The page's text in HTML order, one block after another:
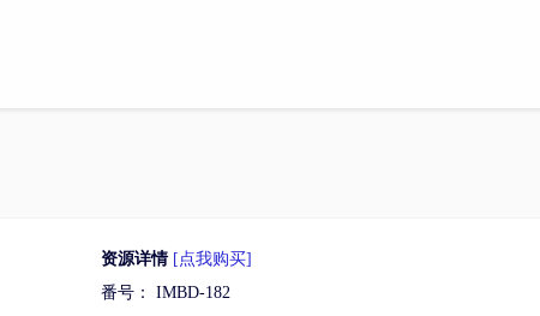
资源详情 [点我购买]
番号： IMBD-182